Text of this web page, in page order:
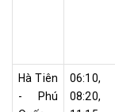
Hà Tiên
- Phú
06:10,
08:20,